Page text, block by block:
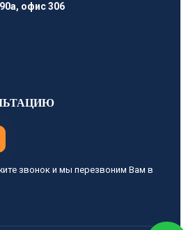
офис 306
звонок и мы перезвоним Вам в